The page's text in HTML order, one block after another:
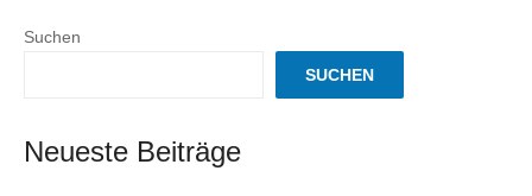
Suchen
SUCHEN
Neueste Beiträge